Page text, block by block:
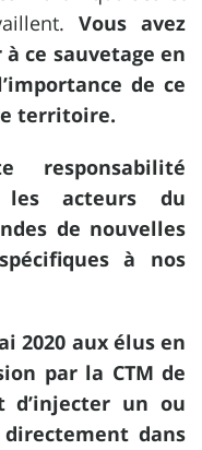
Vous avez
ce sauvetage en
de ce
territoire.
responsabilité
les acteurs du
de nouvelles
à nos
2020 aux élus en
par la CTM de
d’injecter un ou
dans